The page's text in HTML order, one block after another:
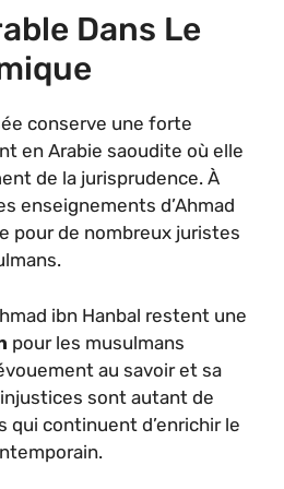
Dans Le
conserve une forte
en Arabie saoudite où elle
de la jurisprudence. À
enseignements d’Ahmad
pour de nombreux juristes
ibn Hanbal restent une
pour les musulmans
au savoir et sa
sont autant de
qui continuent d’enrichir le